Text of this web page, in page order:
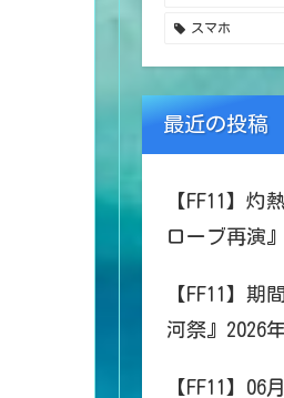
スマホ
最近の投稿
【FF11】灼
ローブ再演
【FF11】期
河祭』2026
【FF11】